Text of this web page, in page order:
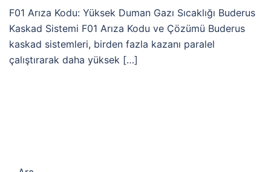
F01 Arıza Kodu: Yüksek Duman Gazı Sıcaklığı Buderus
Kaskad Sistemi F01 Arıza Kodu ve Çözümü Buderus
kaskad sistemleri, birden fazla kazanı paralel
çalıştırarak daha yüksek […]